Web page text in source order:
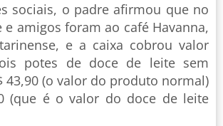
sociais, o padre afirmou que no
e amigos foram ao café Havanna,
e a caixa cobrou valor
potes de doce de leite sem
43,90 (o valor do produto normal)
(que é o valor do doce de leite